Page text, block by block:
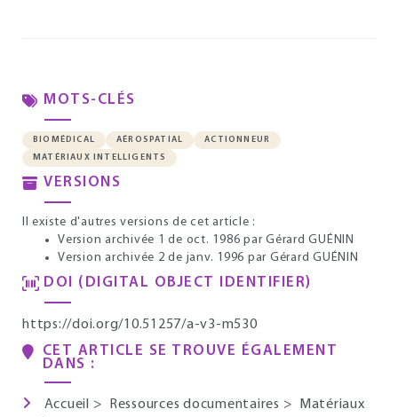
MOTS-CLÉS
BIOMÉDICAL AÉROSPATIAL
ACTIONNEUR
MATÉRIAUX INTELLIGENTS
VERSIONS
Il existe d'autres versions de cet article :
Version archivée 1 de oct. 1986 par Gérard GUÉNIN
Version archivée 2 de janv. 1996 par Gérard GUÉNIN
DOI (DIGITAL OBJECT IDENTIFIER)
https://doi.org/10.51257/a-v3-m530
CET ARTICLE SE TROUVE ÉGALEMENT
DANS :
Accueil > Ressources documentaires >
Matériaux